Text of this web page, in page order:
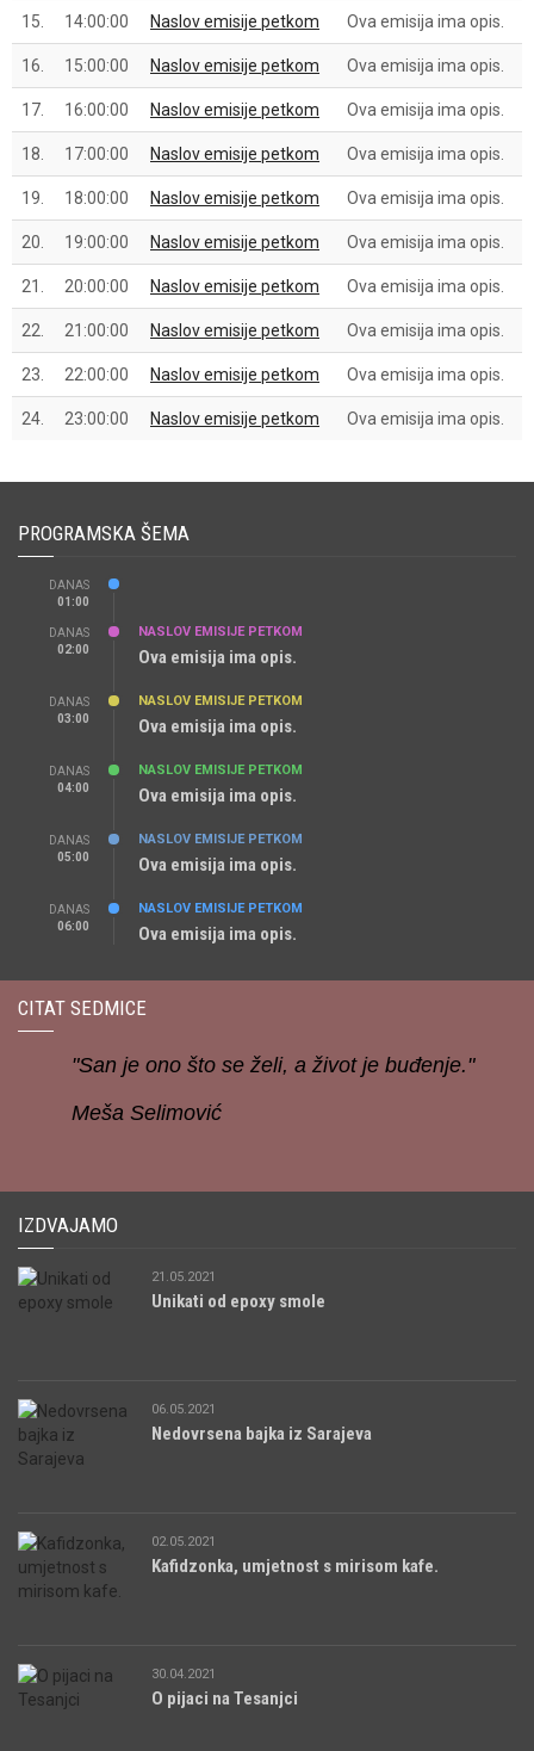
15. 14:00:00 Naslov emisije petkom Ova emisija ima opis.
16. 15:00:00 Naslov emisije petkom Ova emisija ima opis.
17. 16:00:00 Naslov emisije petkom Ova emisija ima opis.
18. 17:00:00 Naslov emisije petkom Ova emisija ima opis.
19. 18:00:00 Naslov emisije petkom Ova emisija ima opis.
20. 19:00:00 Naslov emisije petkom Ova emisija ima opis.
21. 20:00:00 Naslov emisije petkom Ova emisija ima opis.
22. 21:00:00 Naslov emisije petkom Ova emisija ima opis.
23. 22:00:00 Naslov emisije petkom Ova emisija ima opis.
24. 23:00:00 Naslov emisije petkom Ova emisija ima opis.
PROGRAMSKA ŠEMA
DANAS
01:00
DANAS
02:00
NASLOV EMISIJE PETKOM
Ova emisija ima opis.
DANAS
03:00
NASLOV EMISIJE PETKOM
Ova emisija ima opis.
DANAS
04:00
NASLOV EMISIJE PETKOM
Ova emisija ima opis.
DANAS
05:00
NASLOV EMISIJE PETKOM
Ova emisija ima opis.
DANAS
06:00
NASLOV EMISIJE PETKOM
Ova emisija ima opis.
CITAT SEDMICE
"San je ono što se želi, a život je buđenje."
Meša Selimović
IZDVAJAMO
21.05.2021
Unikati od epoxy smole
06.05.2021
Nedovrsena bajka iz Sarajeva
02.05.2021
Kafidzonka, umjetnost s mirisom kafe.
30.04.2021
O pijaci na Tesanjci